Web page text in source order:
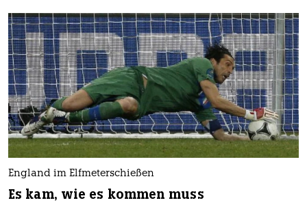
England im Elfmeterschießen
Es kam, wie es kommen muss